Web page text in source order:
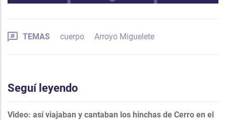
TEMAS cuerpo Arroyo Miguelete
Seguí leyendo
Video: así viajaban y cantaban los hinchas de Cerro en el